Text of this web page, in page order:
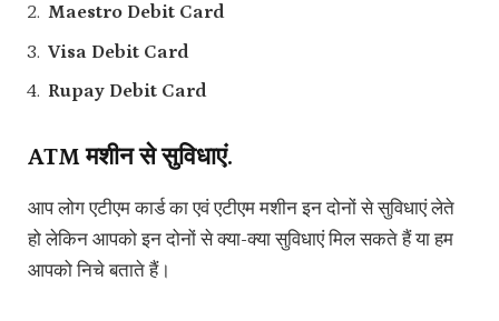
Maestro Debit Card
Visa Debit Card
Rupay Debit Card
ATM मशीन से सुविधाएं.
आप लोग एटीएम कार्ड का एवं एटीएम मशीन इन दोनों से सुविधाएं लेते
हो लेकिन आपको इन दोनों से क्या-क्या सुविधाएं मिल सकते हैं या हम
आपको निचे बताते हैं।